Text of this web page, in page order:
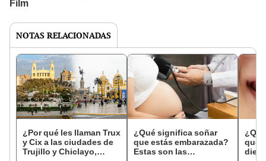
NOTAS RELACIONADAS
¿Por qué les llaman Trux
y Cix a las ciudades de
Trujillo y Chiclayo,
¿Qué significa soñar
que estás embarazada?
Estas son las
que